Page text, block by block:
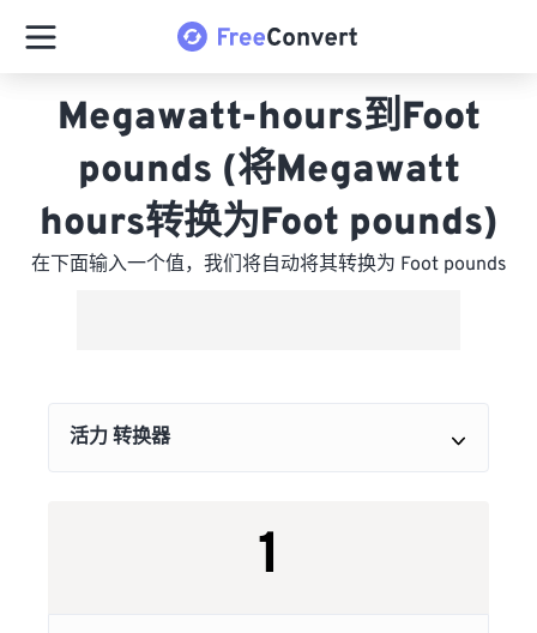
Megawatt-hours到Foot
pounds (将Megawatt
hours转换为Foot pounds)
在下面输入一个值，我们将自动将其转换为 Foot pounds